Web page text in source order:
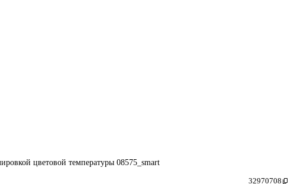
цветовой температуры 08575_smart
32970708